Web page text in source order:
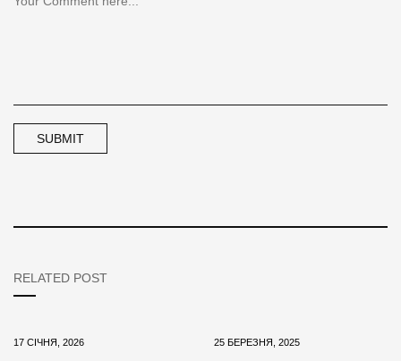
RELATED POST
17 СІЧНЯ, 2026 25 БЕРЕЗНЯ, 2025